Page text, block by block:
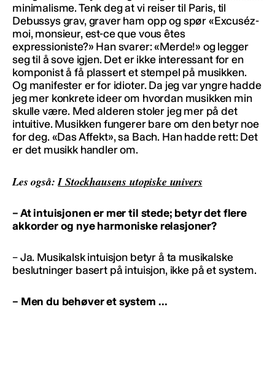
minimalisme. Tenk deg at vi reiser til Paris, til
Debussys grav, graver ham opp og spør «Excuséz-
moi, monsieur, est-ce que vous êtes
expressioniste?» Han svarer: «Merde!» og legger
seg til å sove igjen. Det er ikke interessant for en
komponist å få plassert et stempel på musikken.
Og manifester er for idioter. Da jeg var yngre hadde
jeg mer konkrete ideer om hvordan musikken min
skulle være. Med alderen stoler jeg mer på det
intuitive. Musikken fungerer bare om den betyr noe
for deg. «Das Affekt», sa Bach. Han hadde rett: Det
er det musikk handler om.
Les også:I Stockhausens utopiske univers
– At intuisjonen er mer til stede; betyr det flere
akkorder og nye harmoniske relasjoner?
– Ja. Musikalsk intuisjon betyr å ta musikalske
beslutninger basert på intuisjon, ikke på et system.
– Men du behøver et system …